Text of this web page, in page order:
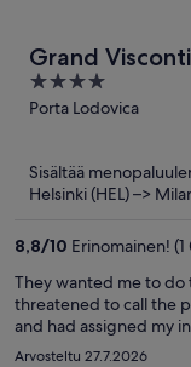
Grand
4
out
Porta Lodovica
Sisältää
Helsinki (HEL) –>
8,8/10 Erinomainen!
They wanted me to
threatened to call the
and had assigned my
lacking the information
Arvosteltu 27.7.2026